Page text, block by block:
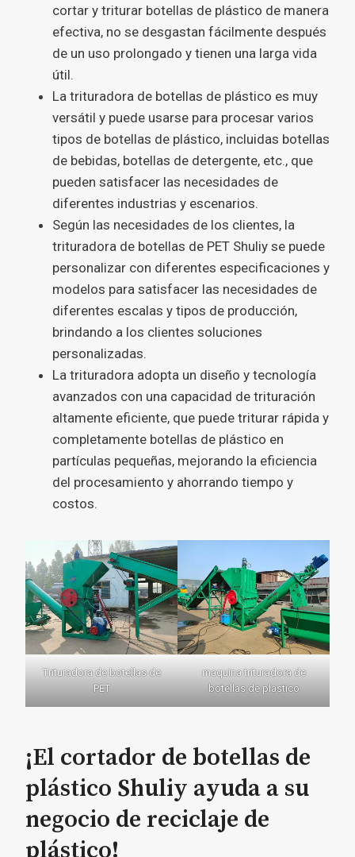
cortar y triturar botellas de plástico de manera
efectiva, no se desgastan fácilmente después
de un uso prolongado y tienen una larga vida
útil.
La trituradora de botellas de plástico es muy
versátil y puede usarse para procesar varios
tipos de botellas de plástico, incluidas botellas
de bebidas, botellas de detergente, etc., que
pueden satisfacer las necesidades de
diferentes industrias y escenarios.
Según las necesidades de los clientes, la
trituradora de botellas de PET Shuliy se puede
personalizar con diferentes especificaciones y
modelos para satisfacer las necesidades de
diferentes escalas y tipos de producción,
brindando a los clientes soluciones
personalizadas.
La trituradora adopta un diseño y tecnología
avanzados con una capacidad de trituración
altamente eficiente, que puede triturar rápida y
completamente botellas de plástico en
partículas pequeñas, mejorando la eficiencia
del procesamiento y ahorrando tiempo y
costos.
Trituradora de botellas de
PET
maquina trituradora de
botellas de plastico
¡El cortador de botellas de
plástico Shuliy ayuda a su
negocio de reciclaje de
plástico!